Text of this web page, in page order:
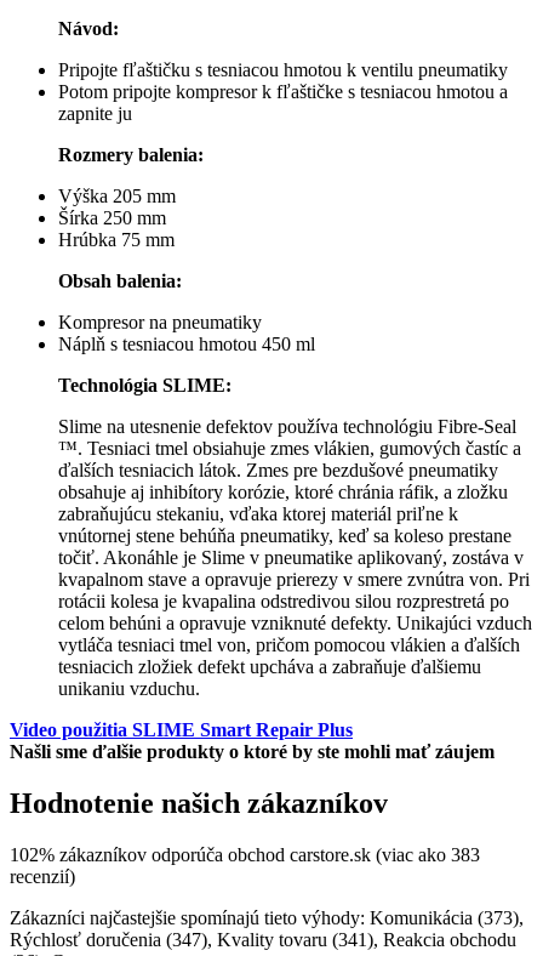
Návod:
Pripojte fľaštičku s tesniacou hmotou k ventilu pneumatiky
Potom pripojte kompresor k fľaštičke s tesniacou hmotou a
zapnite ju
Rozmery balenia:
Výška 205 mm
Šírka 250 mm
Hrúbka 75 mm
Obsah balenia:
Kompresor na pneumatiky
Náplň s tesniacou hmotou 450 ml
Technológia SLIME:
Slime na utesnenie defektov používa technológiu Fibre-Seal
™. Tesniaci tmel obsiahuje zmes vlákien, gumových častíc a
ďalších tesniacich látok. Zmes pre bezdušové pneumatiky
obsahuje aj inhibítory korózie, ktoré chránia ráfik, a zložku
zabraňujúcu stekaniu, vďaka ktorej materiál priľne k
vnútornej stene behúňa pneumatiky, keď sa koleso prestane
točiť. Akonáhle je Slime v pneumatike aplikovaný, zostáva v
kvapalnom stave a opravuje prierezy v smere zvnútra von. Pri
rotácii kolesa je kvapalina odstredivou silou rozprestretá po
celom behúni a opravuje vzniknuté defekty. Unikajúci vzduch
vytláča tesniaci tmel von, pričom pomocou vlákien a ďalších
tesniacich zložiek defekt upcháva a zabraňuje ďalšiemu
unikaniu vzduchu.
Video použitia SLIME Smart Repair Plus
Našli sme ďalšie produkty o ktoré by ste mohli mať záujem
Hodnotenie našich zákazníkov
102% zákazníkov odporúča obchod carstore.sk (viac ako 383
recenzií)
Zákazníci najčastejšie spomínajú tieto výhody: Komunikácia (373),
Rýchlosť doručenia (347), Kvality tovaru (341), Reakcia obchodu